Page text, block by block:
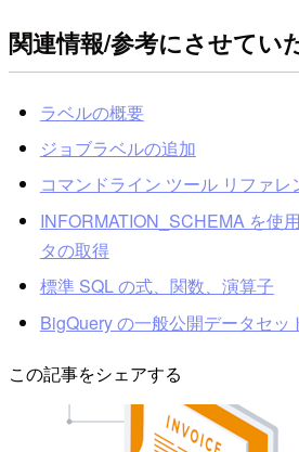
関連情報/参考にさせてい
ラベルの概要
ジョブラベルの追加
コマンドライン ツール リファレ
INFORMATION_SCHEMA を使
タの取得
標準 SQL の式、関数、演算子
BigQuery の一般公開データセッ
この記事をシェアする